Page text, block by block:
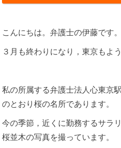
こんにちは。弁護士の伊藤です。
３月も終わりになり，東京もよ
私の所属する弁護士法人心東京
のとおり桜の名所であります。
今の季節，近くに勤務するサラ
桜並木の写真を撮っています。